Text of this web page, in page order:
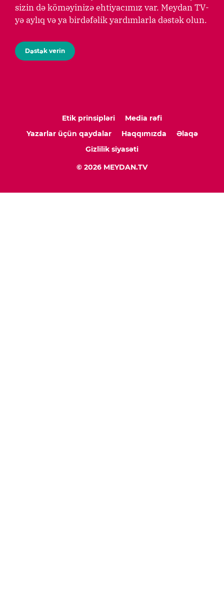
sizin də köməyinizə ehtiyacımız var. Meydan TV-
yə aylıq və ya birdəfəlik yardımlarla dəstək olun.
Dəstək verin
Etik prinsipləri
Media rəfi
Yazarlar üçün qaydalar
Haqqımızda
Əlaqə
Gizlilik siyasəti
© 2026 MEYDAN.TV